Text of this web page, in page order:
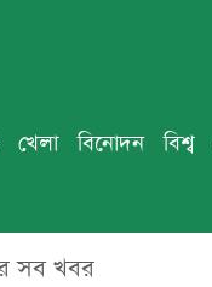
খেলা বিনোদন বিশ্ব
সব খবর